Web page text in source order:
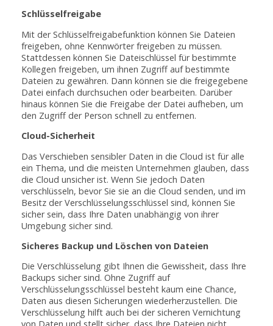
Schlüsselfreigabe
Mit der Schlüsselfreigabefunktion können Sie Dateien
freigeben, ohne Kennwörter freigeben zu müssen.
Stattdessen können Sie Dateischlüssel für bestimmte
Kollegen freigeben, um ihnen Zugriff auf bestimmte
Dateien zu gewähren. Dann können sie die freigegebene
Datei einfach durchsuchen oder bearbeiten. Darüber
hinaus können Sie die Freigabe der Datei aufheben, um
den Zugriff der Person schnell zu entfernen.
Cloud-Sicherheit
Das Verschieben sensibler Daten in die Cloud ist für alle
ein Thema, und die meisten Unternehmen glauben, dass
die Cloud unsicher ist. Wenn Sie jedoch Daten
verschlüsseln, bevor Sie sie an die Cloud senden, und im
Besitz der Verschlüsselungsschlüssel sind, können Sie
sicher sein, dass Ihre Daten unabhängig von ihrer
Umgebung sicher sind.
Sicheres Backup und Löschen von Dateien
Die Verschlüsselung gibt Ihnen die Gewissheit, dass Ihre
Backups sicher sind. Ohne Zugriff auf
Verschlüsselungsschlüssel besteht kaum eine Chance,
Daten aus diesen Sicherungen wiederherzustellen. Die
Verschlüsselung hilft auch bei der sicheren Vernichtung